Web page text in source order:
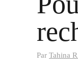
Par Tahina